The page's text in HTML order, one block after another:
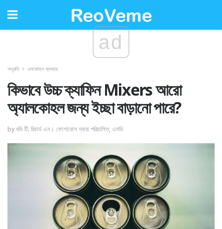
ad
অনুরতি এলকোহল ব্যবহার
কিভাবে উচ্চ ক্যাফিন Mixers আরো
অ্যালকোহল জন্য ইচ্ছা বাড়ানো পারে?
by বডি টি; রিচার্ড এন। ফোগারোস দ্বারা পরিচালিত, এমডি